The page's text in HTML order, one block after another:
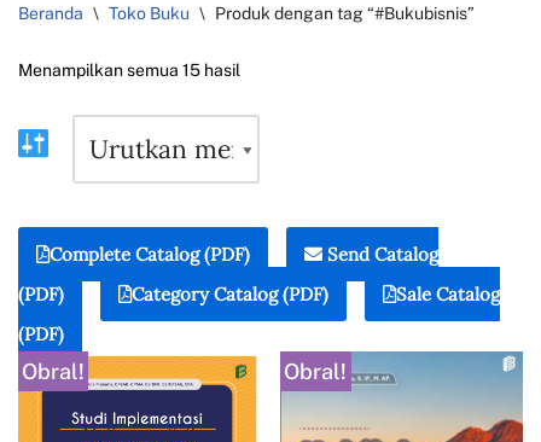
Beranda \ Toko Buku \ Produk dengan tag “#Bukubisnis”
Menampilkan semua 15 hasil
Complete Catalog (PDF)
Send Catalog
(PDF)
Category Catalog (PDF)
Sale Catalog
(PDF)
Obral! Obral!